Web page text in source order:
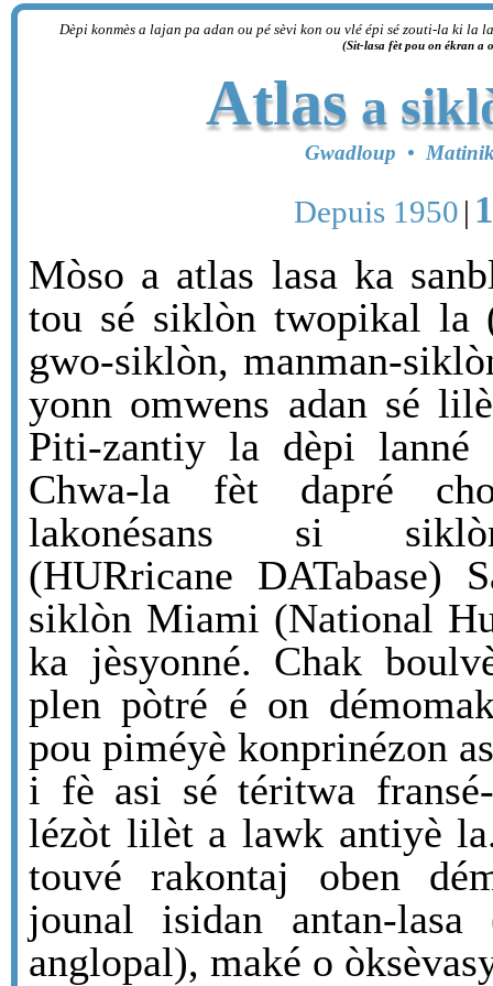
Dèpi konmès a lajan pa adan ou pé sèvi kon ou vlé épi sé zouti-la ki la
(Sit-lasa fèt pou on ékran a
Atlas a
Gwadloup •
Depuis 1950 |
Mòso a atlas lasa ka
tou sé siklòn twopikal la
gwo-siklòn, manman-
yonn omwens adan sé
Piti-zantiy la dèpi lanné
Chwa-la fèt dapré
lakonésans si
(HURricane DATabase)
siklòn Miami (National
ka jèsyonné. Chak
plen pòtré é on
pou piméyè konprinézon
i fè asi sé téritwa
lézòt lilèt a lawk antiyè
touvé rakontaj oben
jounal isidan antan-lasa
anglopal), maké o